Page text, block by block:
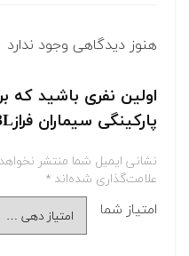
هنوز دیدگاهی وجود ندارد
اولین نفری باشید
پارکینگی سیماران فراز3L(ال3)”
نشانی ایمیل شما منتشر
علامت‌گذاری شده‌اند *
امتیاز شما